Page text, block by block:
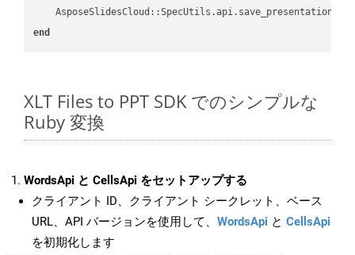
end
XLT Files to PPT SDK でのシンプルな
Ruby 変換
WordsApi と CellsApi をセットアップする
クライアント ID、クライアント シークレット、ベース
URL、API バージョンを使用して、 WordsApi と CellsApi
を初期化します